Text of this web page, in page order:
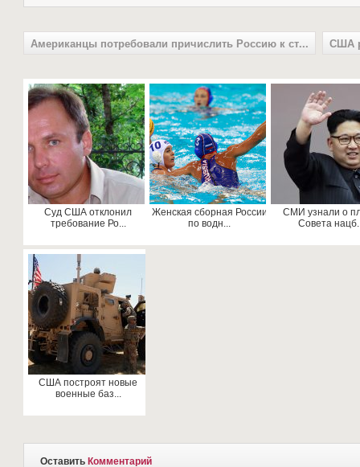
Американцы потребовали причислить Россию к ст... США
Суд США отклонил
требование Ро...
Женская сборная России
по водн...
СМИ узнали о
Совета
США построят новые
военные баз...
ОставитьКомментарий